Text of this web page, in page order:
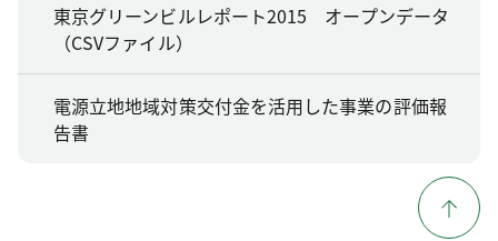
東京グリーンビルレポート2015 オープンデータ
（CSVファイル）
電源立地地域対策交付金を活用した事業の評価報
告書